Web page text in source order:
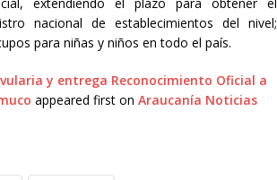
extendiendo el plazo para obtener el
nacional de establecimientos del nivel;
para niñas y niños en todo el país.
y entrega Reconocimiento Oficial a
appeared first on Araucanía Noticias